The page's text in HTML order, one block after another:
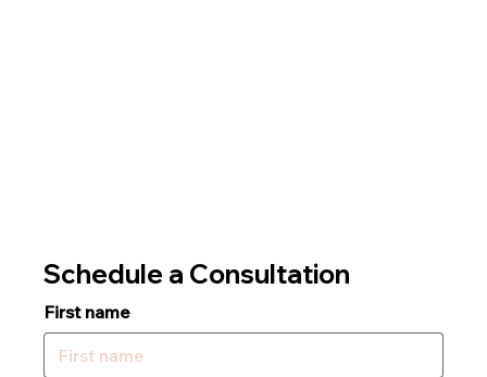
Schedule a Consultation
First name